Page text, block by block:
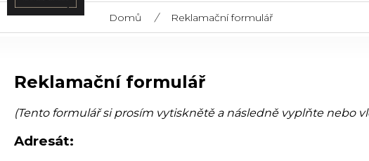
Domů / Reklamační formulář
Reklamační formulář
(Tento formulář si prosím vytisknětě a následně vyplňte nebo
Adresát: